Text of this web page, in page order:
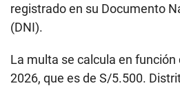
registrado en su Documento
(DNI).
La multa se calcula en función
2026, que es de S/5.500.